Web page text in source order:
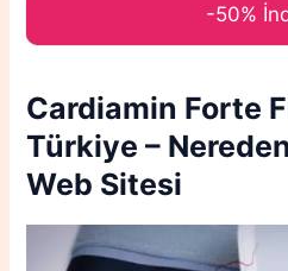
-50%
Cardiamin Forte
Türkiye –
Web Sitesi